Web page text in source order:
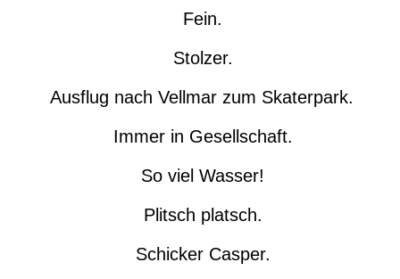
Fein.
Stolzer.
Ausflug nach Vellmar zum Skaterpark.
Immer in Gesellschaft.
So viel Wasser!
Plitsch platsch.
Schicker Casper.